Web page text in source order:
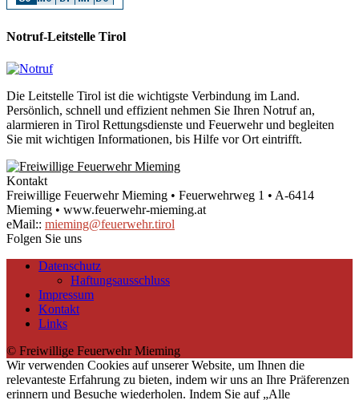
Notruf-Leitstelle Tirol
Die Leitstelle Tirol ist die wichtigste Verbindung im Land.
Persönlich, schnell und effizient nehmen Sie Ihren Notruf an,
alarmieren in Tirol Rettungsdienste und Feuerwehr und begleiten
Sie mit wichtigen Informationen, bis Hilfe vor Ort eintrifft.
Kontakt
Freiwillige Feuerwehr Mieming • Feuerwehrweg 1 • A-6414
Mieming • www.feuerwehr-mieming.at
eMail:: mieming@feuerwehr.tirol
Folgen Sie uns
Datenschutz
Haftungsausschluss
Impressum
Kontakt
Links
© Freiwillige Feuerwehr Mieming
Wir verwenden Cookies auf unserer Website, um Ihnen die
relevanteste Erfahrung zu bieten, indem wir uns an Ihre Präferenzen
erinnern und Besuche wiederholen. Indem Sie auf „Alle